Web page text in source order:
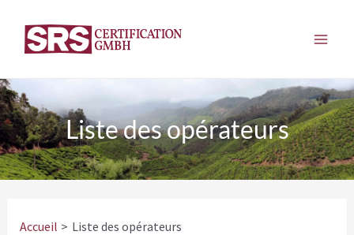
contenu
Liste des opérateurs
Accueil Liste des opérateurs